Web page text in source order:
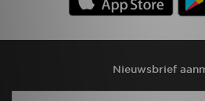
Nieuwsbrief